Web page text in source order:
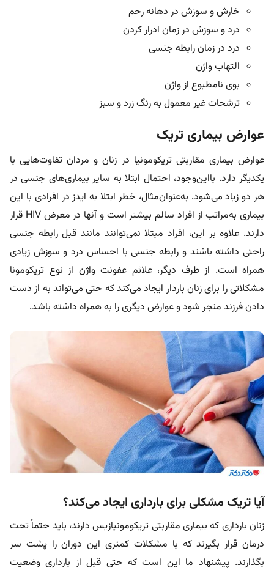
خارش و سوزش در دهانه رحم
درد و سوزش در زمان ادرار کردن
درد در زمان رابطه جنسی
التهاب واژن
بوی نامطبوع از واژن
ترشحات غیر معمول به رنگ زرد و سبز
عوارض بیماری تریک
عوارض بیماری مقاربتی تریکومونیا در زنان و مردان تفاوت‌هایی با
یکدیگر دارد. بااین‌وجود، احتمال ابتلا به سایر بیماری‌های جنسی در
هر دو زیاد می‌شود. به‌عنوان‌مثال، خطر ابتلا به ایدز در افرادی با این
بیماری به‌مراتب از افراد سالم بیشتر است و آنها در معرض HIV قرار
دارند. علاوه بر این، افراد مبتلا نمی‌توانند مانند قبل رابطه جنسی
راحتی داشته باشند و رابطه جنسی با احساس درد و سوزش زیادی
همراه است. از طرف دیگر، علائم عفونت واژن از نوع تریکومونا
مشکلاتی را برای زنان باردار ایجاد می‌کند که حتی می‌تواند به از دست
دادن فرزند منجر شود و عوارض دیگری را به همراه داشته باشد.
آیا تریک مشکلی برای بارداری ایجاد می‌کند؟
زنان بارداری که بیماری مقاربتی تریکومونیازیس دارند، باید حتماً تحت
درمان قرار بگیرند که با مشکلات کمتری این دوران را پشت سر
بگذارند. پیشنهاد ما این است که حتی قبل از بارداری وضعیت